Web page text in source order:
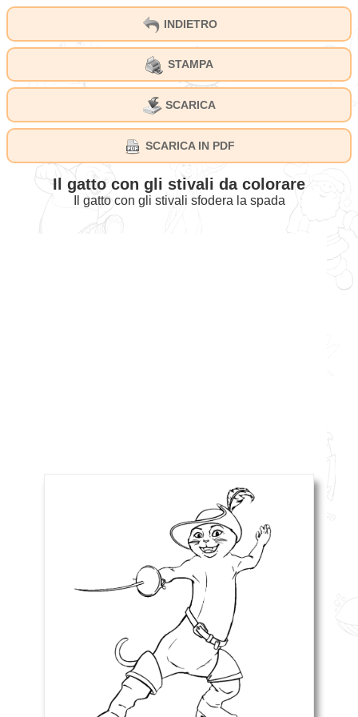
INDIETRO
STAMPA
SCARICA
SCARICA IN PDF
Il gatto con gli stivali da colorare
Il gatto con gli stivali sfodera la spada